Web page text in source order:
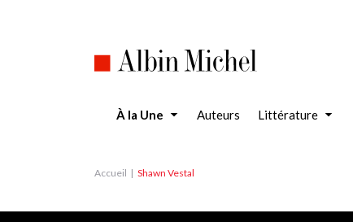
À la Une Auteurs Littérature
Accueil Shawn Vestal